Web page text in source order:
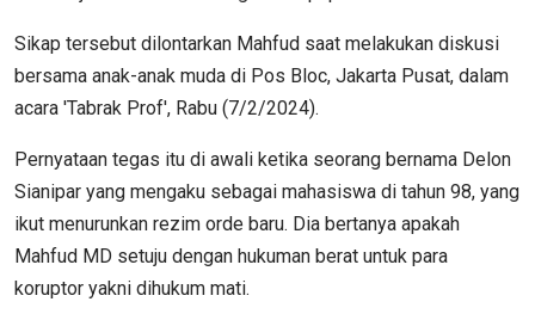
Sikap tersebut dilontarkan Mahfud saat melakukan diskusi
bersama anak-anak muda di Pos Bloc, Jakarta Pusat, dalam
acara 'Tabrak Prof', Rabu (7/2/2024).
Pernyataan tegas itu di awali ketika seorang bernama Delon
Sianipar yang mengaku sebagai mahasiswa di tahun 98, yang
ikut menurunkan rezim orde baru. Dia bertanya apakah
Mahfud MD setuju dengan hukuman berat untuk para
koruptor yakni dihukum mati.